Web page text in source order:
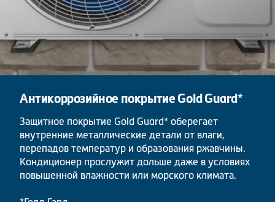
Антикоррозийное покрытие Gold Guard*
Защитное покрытие Gold Guard* оберегает
внутренние металлические детали от влаги,
перепадов температур и образования ржавчины.
Кондиционер прослужит дольше даже в условиях
повышенной влажности или морского климата.